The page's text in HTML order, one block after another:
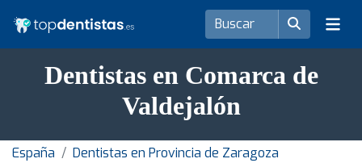
Dentistas en Comarca de
Valdejalón
España
Dentistas en Provincia de Zaragoza